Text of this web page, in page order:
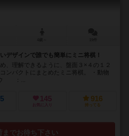
デザインで誰でも簡単にミニ将棋！
、理解できるように、盤面３×４の１２
ンパクトにまとめたミニ将棋。 ・動物
ウ ：...
145
お気に入り
916
持ってる
までお待ち下さい